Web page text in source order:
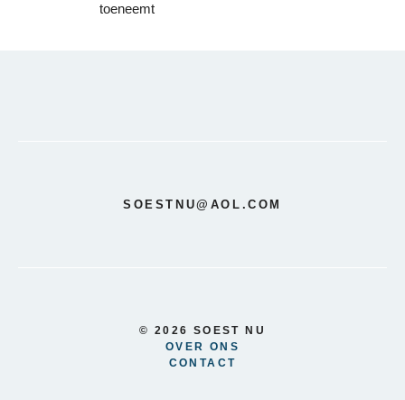
toeneemt
SOESTNU@AOL.COM
© 2026 SOEST NU
OVER ONS
CONTACT